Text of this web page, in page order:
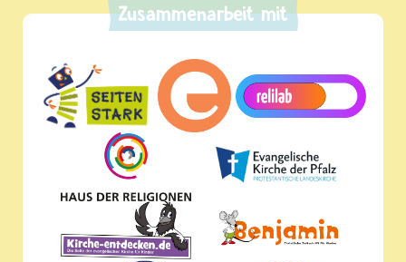
Zusammenarbeit mit